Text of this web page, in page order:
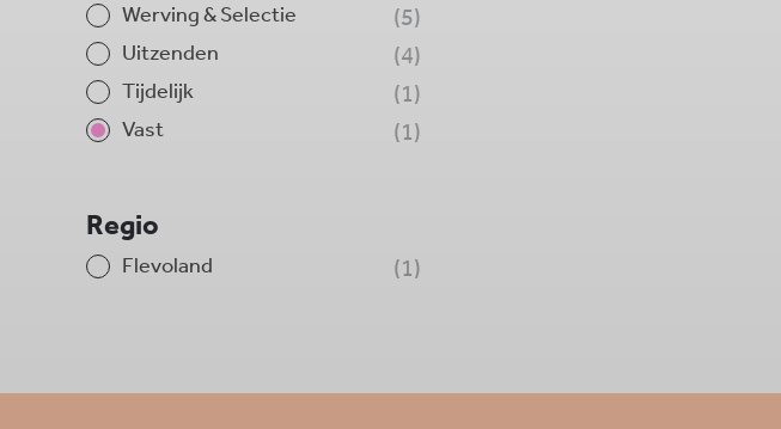
Werving & Selectie 5
Uitzenden 4
Tijdelijk 1
Vast 1
Regio
Flevoland 1